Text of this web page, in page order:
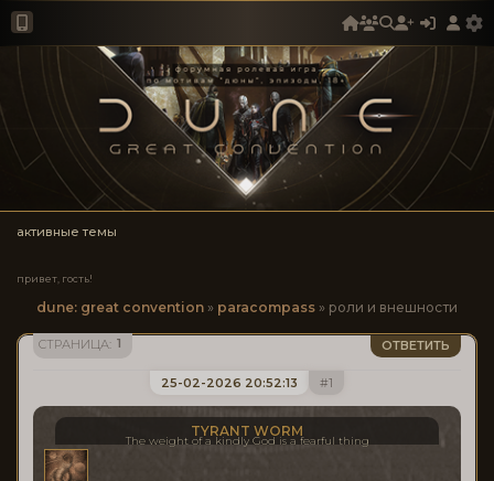
активные темы
привет, гость!
dune: great convention » paracompass » роли и внешности
СТРАНИЦА: 1 ОТВЕТИТЬ
1
25-02-2026 20:52:13
TYRANT WORM
The weight of a kindly God is a fearful thing